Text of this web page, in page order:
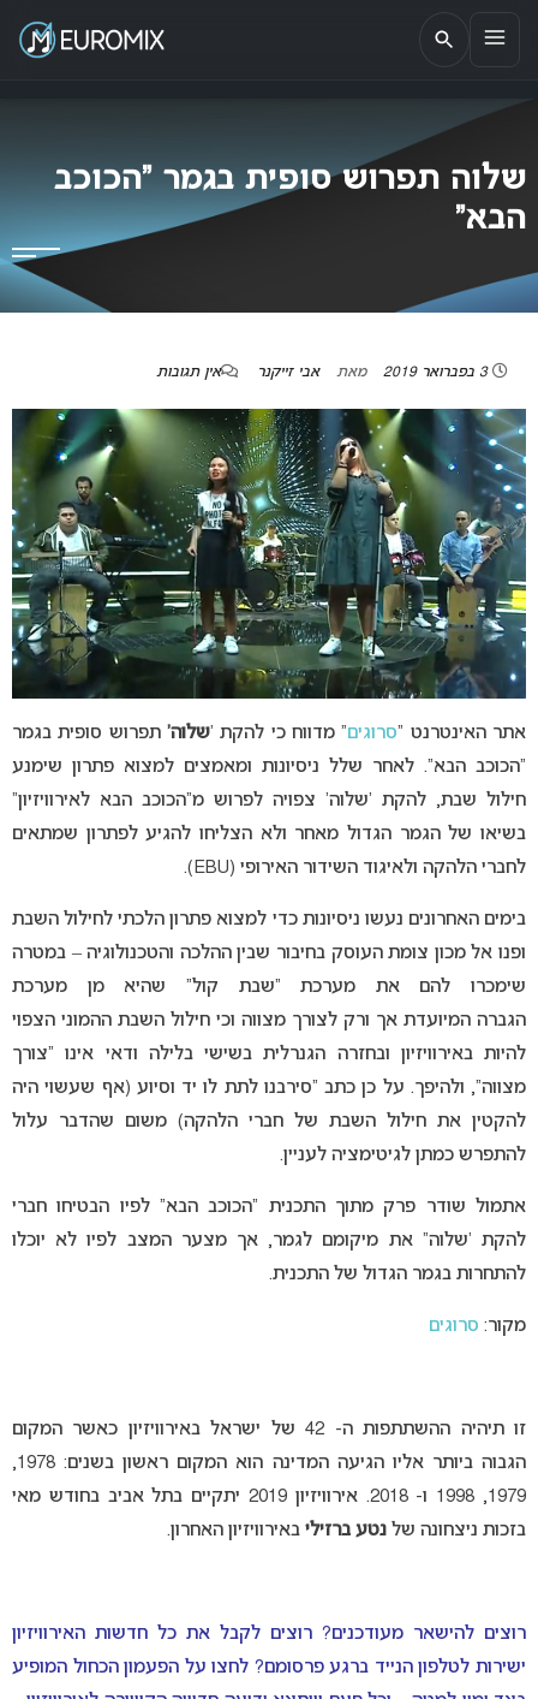
EUROMIX
אתר הבית של האירוויזיון בישראל
שלוה תפרוש סופית בגמר “הכוכב
הבא”
3 בפברואר 2019 מאת אבי זייקנר אין תגובות
אתר האינטרנט “סרוגים” מדווח כי להקת ‘שלוה’ תפרוש סופית בגמר
“הכוכב הבא”. לאחר שלל ניסיונות ומאמצים למצוא פתרון שימנע
חילול שבת, להקת ‘שלוה’ צפויה לפרוש מ”הכוכב הבא לאירוויזיון”
בשיאו של הגמר הגדול מאחר ולא הצליחו להגיע לפתרון שמתאים
לחברי הלהקה ולאיגוד השידור האירופי (EBU).
בימים האחרונים נעשו ניסיונות כדי למצוא פתרון הלכתי לחילול השבת
ופנו אל מכון צומת העוסק בחיבור שבין ההלכה והטכנולוגיה – במטרה
שימכרו להם את מערכת “שבת קול” שהיא מן מערכת
הגברה המיועדת אך ורק לצורך מצווה וכי חילול השבת ההמוני הצפוי
להיות באירוויזיון ובחזרה הגנרלית בשישי בלילה ודאי אינו “צורך
מצווה”, ולהיפך. על כן כתב “סירבנו לתת לו יד וסיוע (אף שעשוי היה
להקטין את חילול השבת של חברי הלהקה) משום שהדבר עלול
להתפרש כמתן לגיטימציה לעניין.
אתמול שודר פרק מתוך התכנית “הכוכב הבא” לפיו הבטיחו חברי
להקת ‘שלוה” את מיקומם לגמר, אך מצער המצב לפיו לא יוכלו
להתחרות בגמר הגדול של התכנית.
מקור: סרוגים
זו תיהיה ההשתתפות ה- 42 של ישראל באירוויזיון כאשר המקום
הגבוה ביותר אליו הגיעה המדינה הוא המקום ראשון בשנים: 1978,
1979, 1998 ו- 2018. אירוויזיון 2019 יתקיים בתל אביב בחודש מאי
בזכות ניצחונה של נטע ברזילי באירוויזיון האחרון.
רוצים להישאר מעודכנים? רוצים לקבל את כל חדשות האירוויזיון
ישירות לטלפון הנייד ברגע פרסומם? לחצו על הפעמון הכחול המופיע